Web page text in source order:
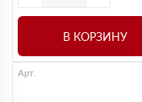
В КОРЗИНУ
Арт.